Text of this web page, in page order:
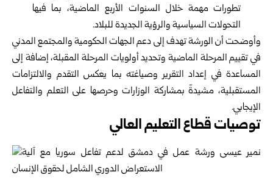
تطورات مهمة خلال السنوات الأربع الماضية، بما فيها
التحولات السياسية والرؤية الجديدة للبلاد.
وأوضحت أن الورشة تهدف إلى دعم الجهات الحكومية والمجتمع المدني
في تقييم المرحلة الماضية وتحديد أولويات المرحلة المقبلة، إضافة إلى
المساعدة في إعداد التقرير وصياغته بما يعكس التقدم والالتزامات
المستقبلية، مشيدةً بمشاركة الوزارات وحرصها على التعلم والتفاعل
الإيجابي.
توصيات قطاع التعليم العالي